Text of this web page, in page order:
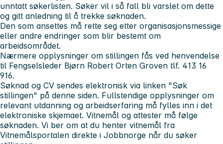
unntatt søkerlisten. Søker vil i så fall bli varslet om dette
og gitt anledning til å trekke søknaden.
Den som ansettes må rette seg etter organisasjonsmessige
eller andre endringer som blir bestemt om
arbeidsområdet.
Nærmere opplysninger om stillingen fås ved henvendelse
til Fengselsleder Bjørn Robert Orten Groven tlf. 413 16
916.
Søknad og CV sendes elektronisk via linken "Søk
stillingen" på denne siden. Fullstendige opplysninger om
relevant utdanning og arbeidserfaring må fylles inn i det
elektroniske skjemaet. Vitnemål og attester må følge
søknaden. Vi ber om at du henter vitnemål fra
Vitnemålsportalen direkte i Jobbnorge når du søker